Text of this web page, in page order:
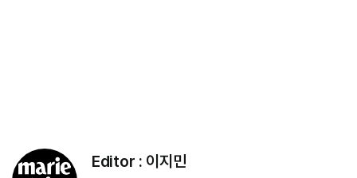
Editor : 이지민